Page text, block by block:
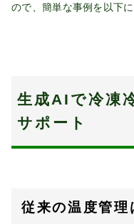
ので、簡単な事例を以下に
生成AIで冷凍
サポート
従来の温度管理